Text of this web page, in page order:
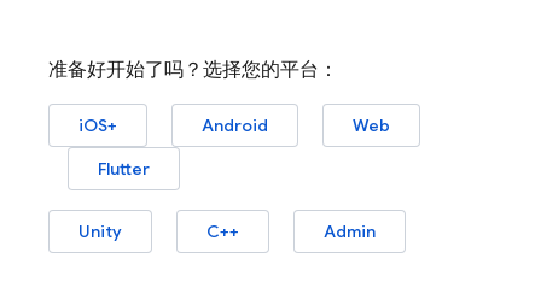
准备好开始了吗？选择您的平台：
iOS+ Android
Web
Flutter
Unity C++ Admin